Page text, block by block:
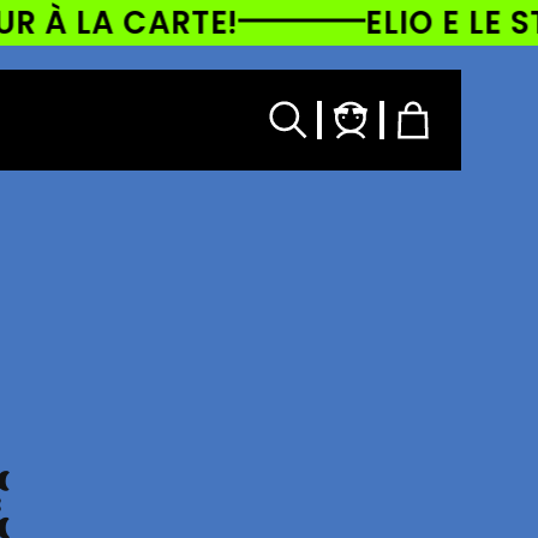
LA CARTE! ELIO E LE
Accedi
Carrello